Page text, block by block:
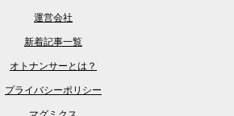
運営会社
新着記事一覧
オトナンサーとは？
プライバシーポリシー